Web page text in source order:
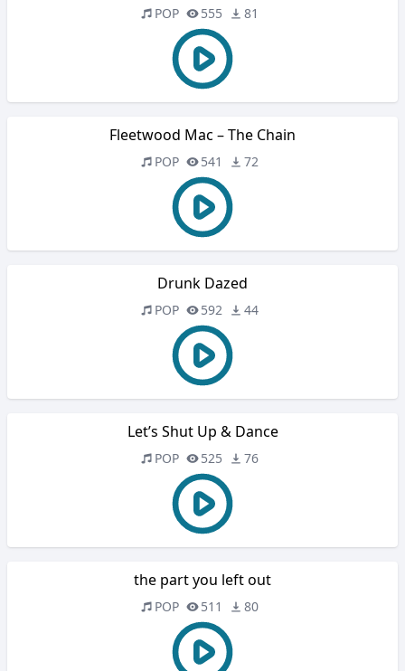
POP 555 81
Fleetwood Mac – The Chain
POP 541 72
Drunk Dazed
POP 592 44
Let’s Shut Up & Dance
POP 525 76
the part you left out
POP 511 80